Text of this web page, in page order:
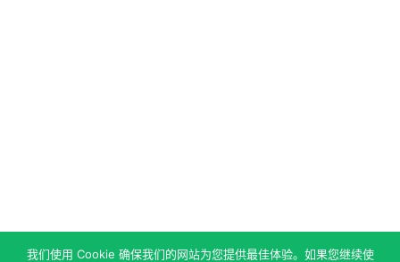
我们使用 Cookie 确保我们的网站为您提供最佳体验。如果您继续使